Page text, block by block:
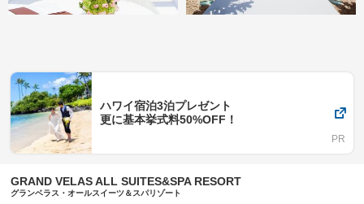
ハワイ宿泊3泊プレゼント
更に基本挙式料50%OFF！
GRAND VELAS ALL SUITES&SPA RESORT
グランベラス・オールスイーツ＆スパリゾート